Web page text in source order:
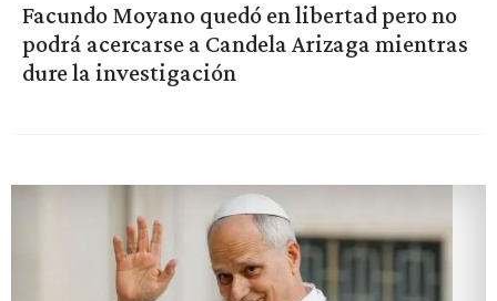
Facundo Moyano quedó en libertad pero no
podrá acercarse a Candela Arizaga mientras
dure la investigación